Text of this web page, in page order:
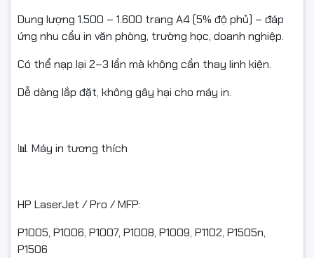
Dung lượng 1.500 – 1.600 trang A4 (5% độ phủ) – đáp
ứng nhu cầu in văn phòng, trường học, doanh nghiệp.
Có thể nạp lại 2–3 lần mà không cần thay linh kiện.
Dễ dàng lắp đặt, không gây hại cho máy in.
📊 Máy in tương thích
HP LaserJet / Pro / MFP:
P1005, P1006, P1007, P1008, P1009, P1102, P1505n,
P1506